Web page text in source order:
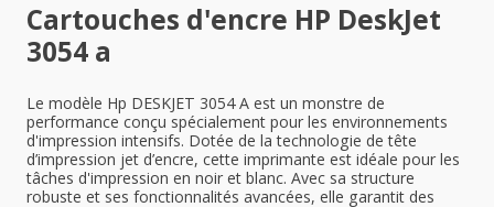
Cartouches d'encre HP DeskJet
3054 a
Le modèle Hp DESKJET 3054 A est un monstre de
performance conçu spécialement pour les environnements
d'impression intensifs. Dotée de la technologie de tête
d’impression jet d’encre, cette imprimante est idéale pour les
tâches d'impression en noir et blanc. Avec sa structure
robuste et ses fonctionnalités avancées, elle garantit des